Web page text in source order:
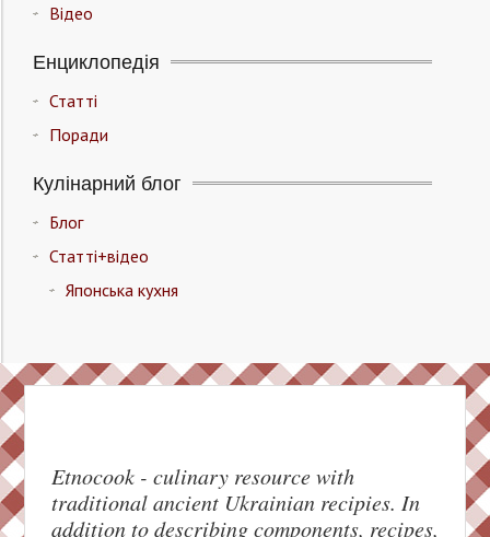
Відео
Енциклопедія
Статті
Поради
Кулінарний блог
Блог
Статті+відео
Японська кухня
Etnocook - culinary resource with
traditional ancient Ukrainian recipies. In
addition to describing components, recipes,